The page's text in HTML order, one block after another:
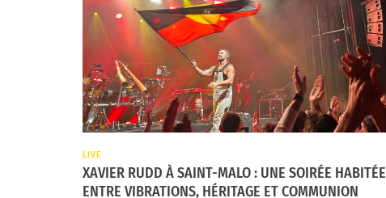
LIVE
XAVIER RUDD À SAINT-MALO : UNE SOIRÉE HABITÉE
ENTRE VIBRATIONS, HÉRITAGE ET COMMUNION